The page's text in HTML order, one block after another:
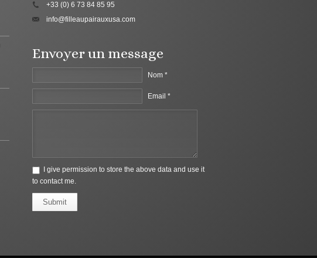
+33 (0) 6 73 84 85 95
info@filleaupairauxusa.com
Envoyer un message
Nom *
Email *
I give permission to store the above data and use it
to contact me.
Submit